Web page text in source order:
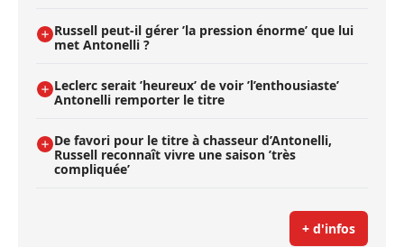
Russell peut-il gérer ’la pression énorme’ que lui
met Antonelli ?
Leclerc serait ’heureux’ de voir ’l’enthousiaste’
Antonelli remporter le titre
De favori pour le titre à chasseur d’Antonelli,
Russell reconnaît vivre une saison ’très
compliquée’
+ d'infos